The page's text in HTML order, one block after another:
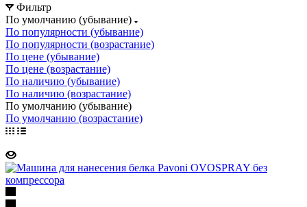
Фильтр
По умолчанию (убывание)
По популярности (убывание)
По популярности (возрастание)
По цене (убывание)
По цене (возрастание)
По наличию (убывание)
По наличию (возрастание)
По умолчанию (убывание)
По умолчанию (возрастание)